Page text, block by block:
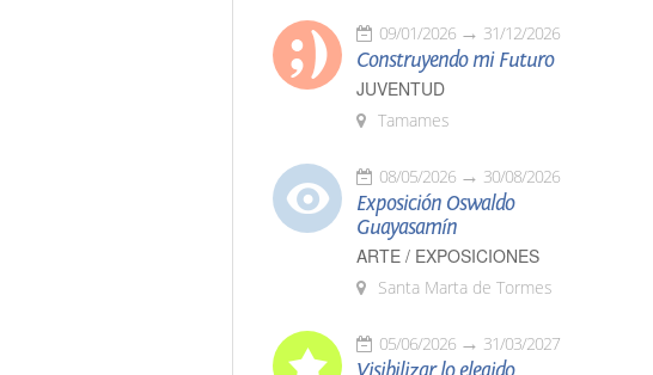
09/01/2026 31/12/2026
Construyendo mi Futuro
JUVENTUD
Tamames
08/05/2026 30/08/2026
Exposición Oswaldo
Guayasamín
ARTE / EXPOSICIONES
Santa Marta de Tormes
05/06/2026 31/03/2027